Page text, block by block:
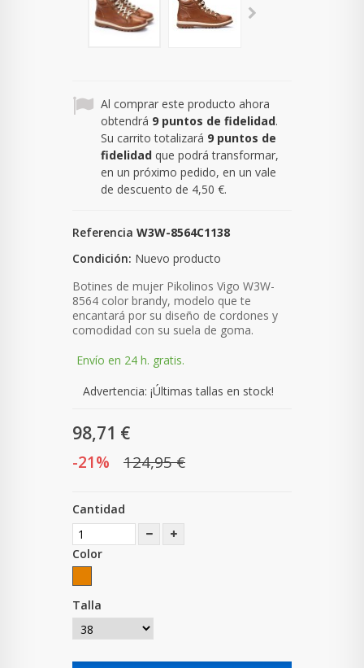
Al comprar este producto ahora
obtendrá 9 puntos de fidelidad.
Su carrito totalizará 9 puntos de
fidelidad que podrá transformar,
en un próximo pedido, en un vale
de descuento de 4,50 €.
Referencia W3W-8564C1138
Condición: Nuevo producto
Botines de mujer Pikolinos Vigo W3W-
8564 color brandy, modelo que te
encantará por su diseño de cordones y
comodidad con su suela de goma.
Envío en 24 h. gratis.
Advertencia: ¡Últimas tallas en stock!
98,71 €
-21% 124,95 €
Cantidad
Color
Talla